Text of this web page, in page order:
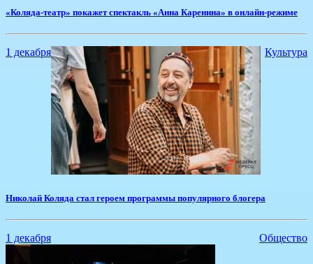
«Коляда-театр» покажет спектакль «Анна Каренина» в онлайн-режиме
1 декабря Культура
Николай Коляда стал героем программы популярного блогера
1 декабря Общество